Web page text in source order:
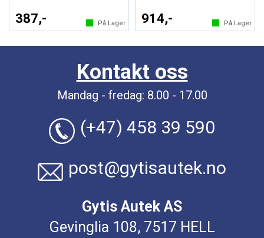
387,- På Lager 914,- På Lager
Kontakt oss
Mandag - fredag: 8.00 - 17.00
(+47) 458 39 590
post@gytisautek.no
Gytis Autek AS
Gevinglia 108, 7517 HELL